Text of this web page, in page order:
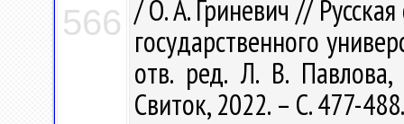
566 / О. А. Гриневич //
государственного
отв. ред. Л. В.
Свиток, 2022. – С. 477-